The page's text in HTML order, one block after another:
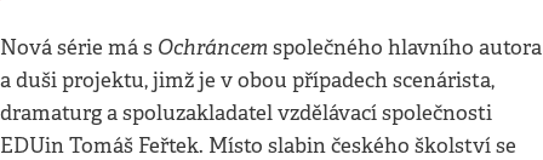
Nová série má s Ochráncemspolečného hlavního autora
a duši projektu, jimž je v obou případech scenárista,
dramaturg a spoluzakladatel vzdělávací společnosti
EDUin Tomáš Feřtek. Místo slabin českého školství se